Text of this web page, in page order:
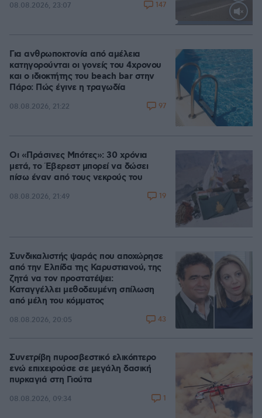
08.08.2026, 23:07 147
Για ανθρωποκτονία από αμέλεια
κατηγορούνται οι γονείς του 4χρονου
και ο ιδιοκτήτης του beach bar στην
Πάρο: Πώς έγινε η τραγωδία
08.08.2026, 21:22 97
Οι «Πράσινες Μπότες»: 30 χρόνια
μετά, το Έβερεστ μπορεί να δώσει
πίσω έναν από τους νεκρούς του
08.08.2026, 21:49 19
Συνδικαλιστής ψαράς που αποχώρησε
από την Ελπίδα της Καρυστιανού, της
ζητά να τον προστατέψει:
Καταγγέλλει μεθοδευμένη σπίλωση
από μέλη του κόμματος
08.08.2026, 20:05 43
Συνετρίβη πυροσβεστικό ελικόπτερο
ενώ επιχειρούσε σε μεγάλη δασική
πυρκαγιά στη Γιούτα
08.08.2026, 09:34 1